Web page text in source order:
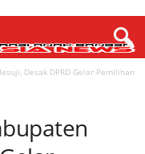
Desak DPRD Gelar Pemilihan